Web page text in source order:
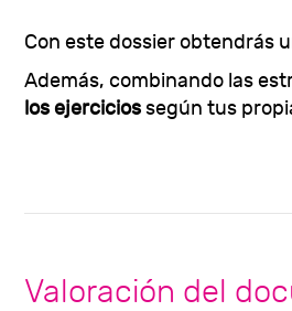
Con este dossier obtendrás
Además, combinando las
los ejerciciossegún tus
Valoración del